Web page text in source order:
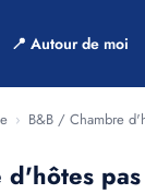
📍 Autour de moi
› B&B / Chambre